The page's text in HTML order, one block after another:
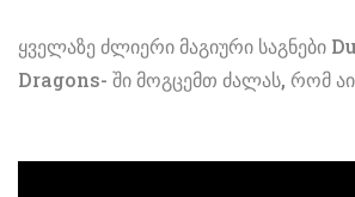
ყველაზე ძლიერი მაგიური საგნები
Dragons- ში მოგცემთ ძალას, რომ